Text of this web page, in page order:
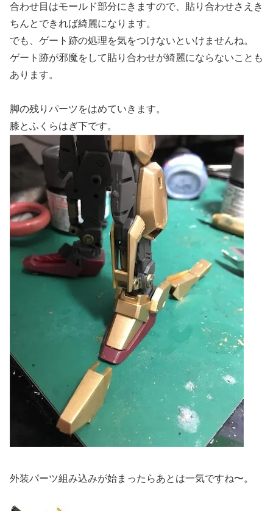
合わせ目はモールド部分にきますので、貼り合わせさえき
ちんとできれば綺麗になります。
でも、ゲート跡の処理を気をつけないといけませんね。
ゲート跡が邪魔をして貼り合わせが綺麗にならないことも
あります。
脚の残りパーツをはめていきます。
膝とふくらはぎ下です。
外装パーツ組み込みが始まったらあとは一気ですね〜。